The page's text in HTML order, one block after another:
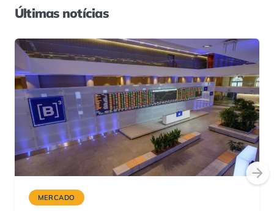
Últimas notícias
MERCADO